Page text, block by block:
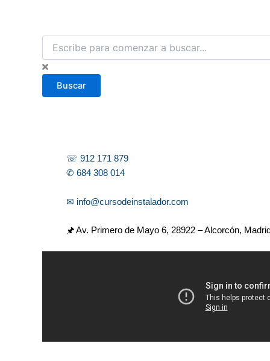
B
s
c
Buscar
☏ 912 171 879
✆ 684 308 014
✉ info@cursodeinstalador.com
🖈 Av. Primero de Mayo 6, 28922 – Alcorcón,